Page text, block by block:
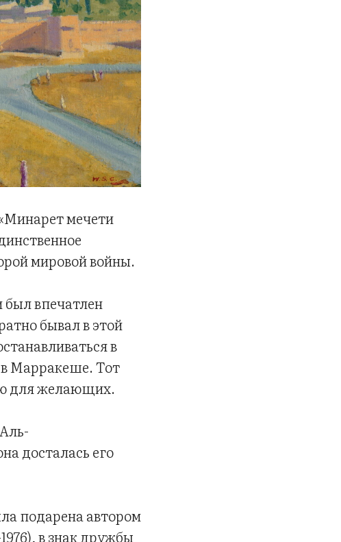
мечети
мировой войны.
был впечатлен
бывал в этой
в
Марракеше. Тот
для желающих.
досталась его
подарена автором
в знак дружбы